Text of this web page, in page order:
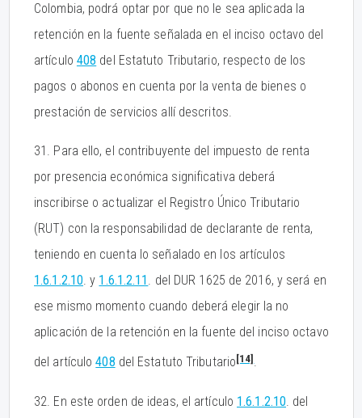
Colombia, podrá optar por que no le sea aplicada la
retención en la fuente señalada en el inciso octavo del
artículo 408 del Estatuto Tributario, respecto de los
pagos o abonos en cuenta por la venta de bienes o
prestación de servicios allí descritos.
31. Para ello, el contribuyente del impuesto de renta
por presencia económica significativa deberá
inscribirse o actualizar el Registro Único Tributario
(RUT) con la responsabilidad de declarante de renta,
teniendo en cuenta lo señalado en los artículos
1.6.1.2.10. y 1.6.1.2.11 . del DUR 1625 de 2016, y será en
ese mismo momento cuando deberá elegir la no
aplicación de la retención en la fuente del inciso octavo
del artículo408 del Estatuto Tributario[14].
32. En este orden de ideas, el artículo 1.6.1.2.10 . del